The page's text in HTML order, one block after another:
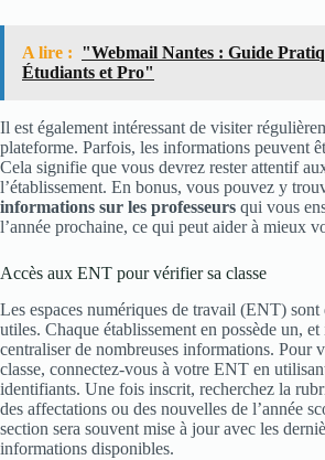
A lire : "Webmail Nantes : Guide
Étudiants et Pro"
Il est également intéressant de visiter
plateforme. Parfois, les informations peuvent
Cela signifie que vous devrez rester attentif
l’établissement. En bonus, vous pouvez y
informations sur les professeurs qui vous
l’année prochaine, ce qui peut aider à mieux
Accès aux ENT pour vérifier sa classe
Les espaces numériques de travail (ENT) sont
utiles. Chaque établissement en possède un,
centraliser de nombreuses informations. Pour
classe, connectez-vous à votre ENT en
identifiants. Une fois inscrit, recherchez la
des affectations ou des nouvelles de l’année
section sera souvent mise à jour avec les
informations disponibles.